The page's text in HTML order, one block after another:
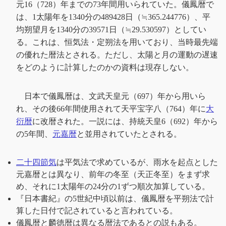
元16（728）年までの73年間用いられていた。儀鳳暦で
は、1太陽年を1340分の489428日（≒365.244776）、平
均朔望月を1340分の39571日（≒29.530597）としてい
る。これは、恒気法・定朔法を用いており、当時最先端
の優れた暦法とされる。ただし、太陽と月の運動の遅速
をどのように計算したのかの資料は現存しない。
日本で儀鳳暦は、文武天皇元（697）年から用いら
れ、その後66年間使用されて天平宝字八（764）年に大
衍暦に改暦された。一説には、持統天皇6（692）年から
の5年間、 元嘉暦と並用されていたとされる。
二十四節気は平気法で求めているが、雨水を起点とした
元嘉暦とは異なり、前年の冬至（天正冬至）をまず求
め、それに1太陽年の24分の1ずつ順次加算している。
『日本書紀』の5世紀中頃以前は、儀鳳暦を平朔法で計
算した日付で記されていると言われている。
儀鳳暦と麟徳暦は異なる暦法であるとの説もある。